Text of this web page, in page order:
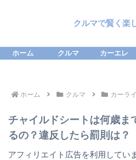
クルマで賢く楽
ホーム クルマ カーエレ
ホーム クルマ カーラ
チャイルドシートは何歳ま
るの？違反したら罰則は？
アフィリエイト広告を利用してい